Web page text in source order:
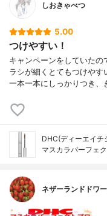
しおきゃべつ
5.00
つけやすい！
キャンペーンをしていた
ラシが細くとてもつけやす
一本一本にしっかりつき、
DHC(ディーエイチ
マスカラパーフェ
ネザーランドドワ